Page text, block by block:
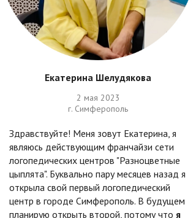
Екатерина Шелудякова
2 мая 2023
г. Симферополь
Здравствуйте! Меня зовут Екатерина, я
являюсь действующим франчайзи сети
логопедических центров "Разноцветные
цыплята". Буквально пару месяцев назад я
открыла свой первый логопедический
центр в городе Симферополь. В будущем
планирую открыть второй, потому что я